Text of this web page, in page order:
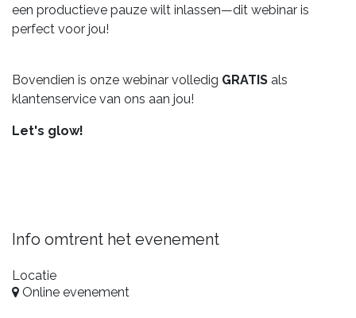
een productieve pauze wilt inlassen—dit webinar is
perfect voor jou!
Bovendien is onze webinar volledig GRATIS als
klantenservice van ons aan jou!
Let's glow!
Info omtrent het evenement
Locatie
Online evenement